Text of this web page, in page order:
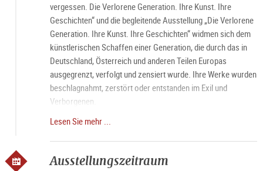
vergessen. Die Verlorene Generation. Ihre Kunst. Ihre
Geschichten“ und die begleitende Ausstellung „Die Verlorene
Generation. Ihre Kunst. Ihre Geschichten“ widmen sich dem
künstlerischen Schaffen einer Generation, die durch das in
Deutschland, Österreich und anderen Teilen Europas
ausgegrenzt, verfolgt und zensiert wurde. Ihre Werke wurden
beschlagnahmt, zerstört oder entstanden im Exil und
Verborgenen.
Voranmeldung.
Lesen Sie mehr ...
Ausstellungszeitraum